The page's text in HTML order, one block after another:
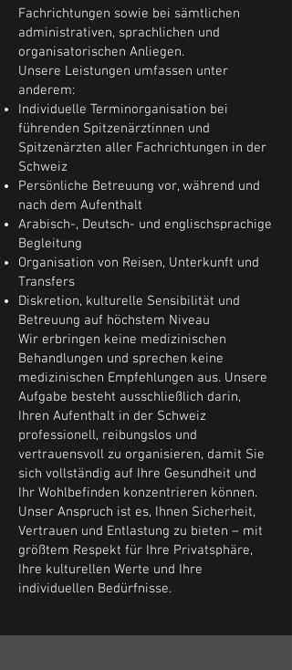
Fachrichtungen sowie bei sämtlichen
administrativen, sprachlichen und
organisatorischen Anliegen.
Unsere Leistungen umfassen unter
anderem:
Individuelle Terminorganisation bei
führenden Spitzenärztinnen und
Spitzenärzten aller Fachrichtungen in der
Schweiz
Persönliche Betreuung vor, während und
nach dem Aufenthalt
Arabisch-, Deutsch- und englischsprachige
Begleitung
Organisation von Reisen, Unterkunft und
Transfers
Diskretion, kulturelle Sensibilität und
Betreuung auf höchstem Niveau
Wir erbringen keine medizinischen
Behandlungen und sprechen keine
medizinischen Empfehlungen aus. Unsere
Aufgabe besteht ausschließlich darin,
Ihren Aufenthalt in der Schweiz
professionell, reibungslos und
vertrauensvoll zu organisieren, damit Sie
sich vollständig auf Ihre Gesundheit und
Ihr Wohlbefinden konzentrieren können.
Unser Anspruch ist es, Ihnen Sicherheit,
Vertrauen und Entlastung zu bieten – mit
größtem Respekt für Ihre Privatsphäre,
Ihre kulturellen Werte und Ihre
individuellen Bedürfnisse.